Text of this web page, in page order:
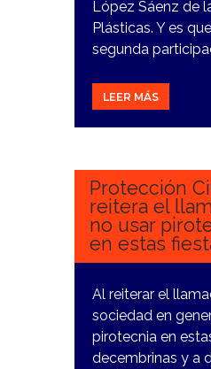
López Sáenz de
Plásticas. Y es
segunda
LEER MÁS
24
Protección
reitera el
no usar
en estas
Al reiterar el
sociedad en
pirotecnia en
decembrinas y a